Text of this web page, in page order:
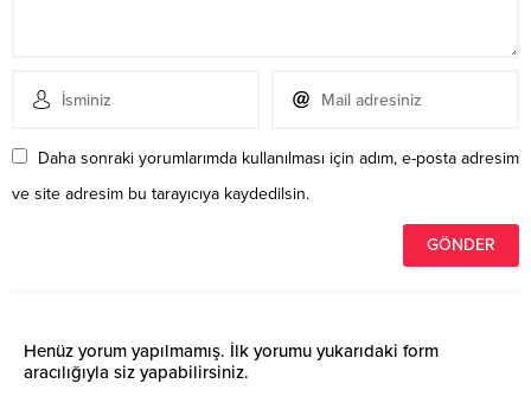
Daha sonraki yorumlarımda kullanılması için adım, e-posta adresim
ve site adresim bu tarayıcıya kaydedilsin.
Henüz yorum yapılmamış. İlk yorumu yukarıdaki form
aracılığıyla siz yapabilirsiniz.